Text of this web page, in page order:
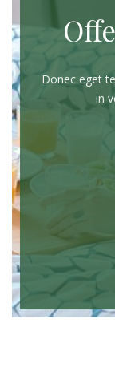
Donec eget
in